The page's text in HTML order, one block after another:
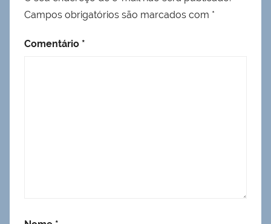
Campos obrigatórios são marcados com *
Comentário *